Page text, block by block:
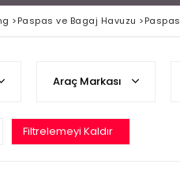
>Paspas ve Bagaj Havuzu >Paspas
Araç Markası
Filtrelemeyi Kaldır